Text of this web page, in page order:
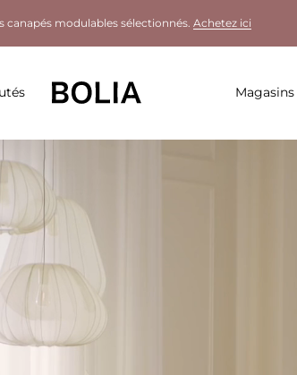
canapés modulables sélectionnés. Achetez ici
Magasins